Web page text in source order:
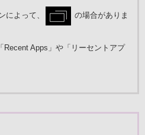
によって、
の場合がありま
Recent Apps」や「リーセントアプ